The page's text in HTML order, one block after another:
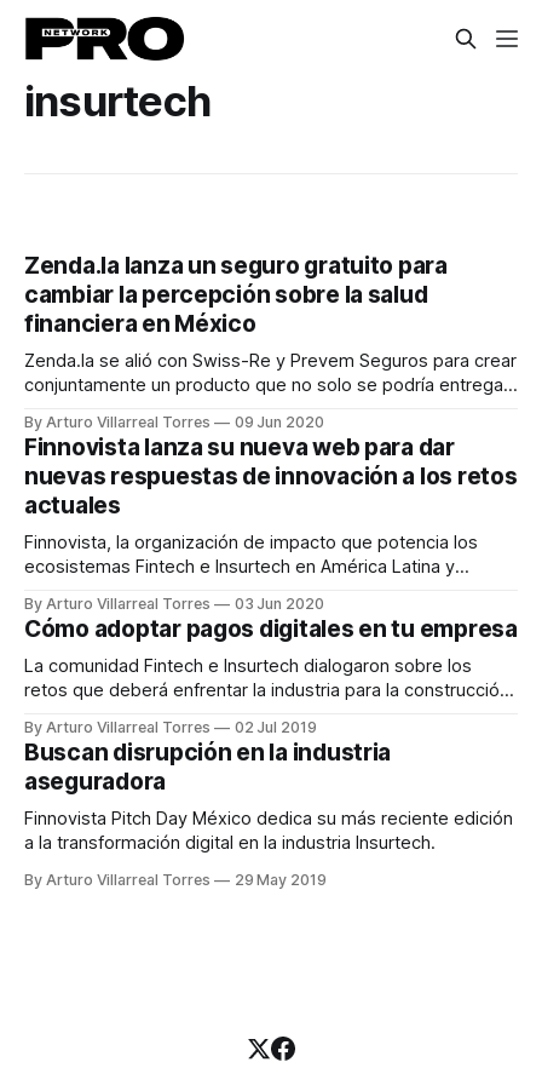
insurtech
Zenda.la lanza un seguro gratuito para
cambiar la percepción sobre la salud
financiera en México
Zenda.la se alió con Swiss-Re y Prevem Seguros para crear
conjuntamente un producto que no solo se podría entregar
también permitiría un modelo de negocio freemium para
aumentar la base de usuarios
By Arturo Villarreal Torres 09 Jun 2020
Finnovista lanza su nueva web para dar
nuevas respuestas de innovación a los retos
actuales
Finnovista, la organización de impacto que potencia los
ecosistemas Fintech e Insurtech en América Latina y
el gran facilitador de la innovación en Fintech e Insurtech en
la región, y lo hace con el objetivo de convertirla en punto
de
By Arturo Villarreal Torres 03 Jun 2020
Cómo adoptar pagos digitales en tu empresa
La comunidad Fintech e Insurtech dialogaron sobre los
retos que deberá enfrentar la industria para la construcción
By Arturo Villarreal Torres 02 Jul 2019
Buscan disrupción en la industria
aseguradora
Finnovista Pitch Day México dedica su más reciente edición
a la transformación digital en la industria Insurtech.
By Arturo Villarreal Torres 29 May 2019